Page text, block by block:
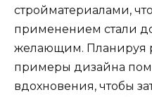
стройматериалами,
применением стали
желающим. Планируя
примеры дизайна
вдохновения, чтобы